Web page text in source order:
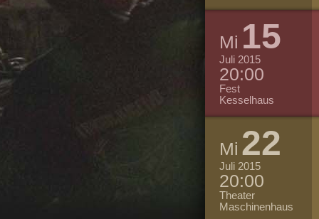
Mi 15
Juli 2015
20:00
Fest
Kesselhaus
Mi 22
Juli 2015
20:00
Theater
Maschinenhaus